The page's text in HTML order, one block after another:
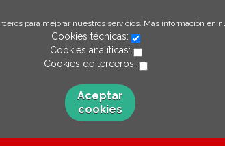
para mejorar nuestros servicios. Más información en
Cookies técnicas:
Cookies analíticas:
Cookies de terceros:
Aceptar
cookies